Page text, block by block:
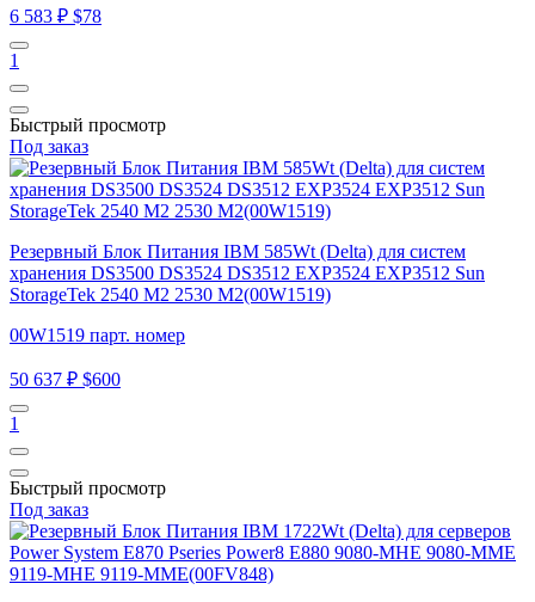
6 583 ₽ $78
1
Быстрый просмотр
Под заказ
Резервный Блок Питания IBM 585Wt (Delta) для систем
хранения DS3500 DS3524 DS3512 EXP3524 EXP3512 Sun
StorageTek 2540 M2 2530 M2(00W1519)
00W1519 парт. номер
50 637 ₽ $600
1
Быстрый просмотр
Под заказ